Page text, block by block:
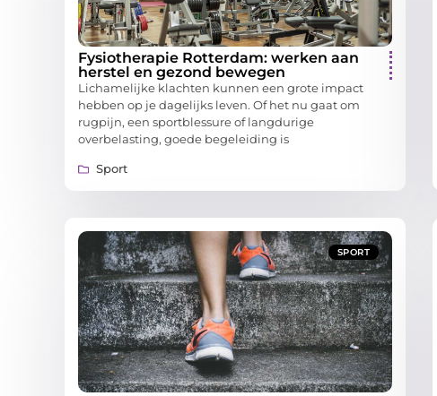
Fysiotherapie Rotterdam: werken aan
herstel en gezond bewegen
Lichamelijke klachten kunnen een grote impact
hebben op je dagelijks leven. Of het nu gaat om
rugpijn, een sportblessure of langdurige
overbelasting, goede begeleiding is
Sport
SPORT